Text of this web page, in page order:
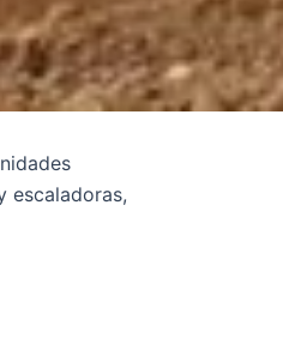
escaladoras,